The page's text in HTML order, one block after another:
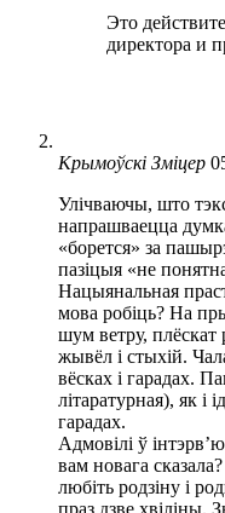
Это
директора и
Крымоўскі Зміцер
Улічваючы, што
напрашваецца
«борется» за
пазіцыя «не
Нацыянальная
мова робіць? На
шум ветру,
жывёл і стыхій.
вёсках і гарадах.
літаратурная), як і
гарадах.
Адмовілі ў
вам новага
любіть родзіну і
праз дзве хвіліны.